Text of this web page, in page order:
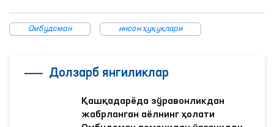
Омбудсман инсон ҳуқуқлари
Долзарб янгиликлар
Қашқадарёда зўравонликдан
жабрланган аёлнинг ҳолати